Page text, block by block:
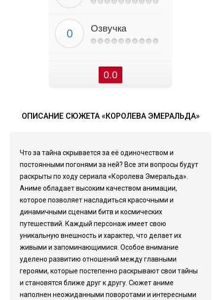
Озвучка
0.0
ОПИСАНИЕ СЮЖЕТА «КОРОЛЕВА ЭМЕРАЛЬДА»
Что за тайна скрывается за её одиночеством и
постоянными погонями за ней? Все эти вопросы будут
раскрыты по ходу сериала «Королева Эмеральда».
Аниме обладает высоким качеством анимации,
которое позволяет насладиться красочными и
динамичными сценами битв и космических
путешествий. Каждый персонаж имеет свою
уникальную внешность и характер, что делает их
живыми и запоминающимися. Особое внимание
уделено развитию отношений между главными
героями, которые постепенно раскрывают свои тайны
и становятся ближе друг к другу. Сюжет аниме
наполнен неожиданными поворотами и интересными